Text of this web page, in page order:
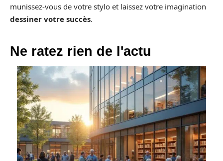
munissez-vous de votre stylo et laissez votre imagination
dessiner votre succès.
Ne ratez rien de l'actu